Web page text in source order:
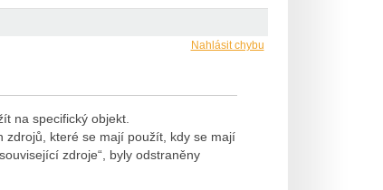
Nahlásit chybu
na specifický objekt.
zdrojů, které se mají použít, kdy se mají
zdroje“, byly odstraněny